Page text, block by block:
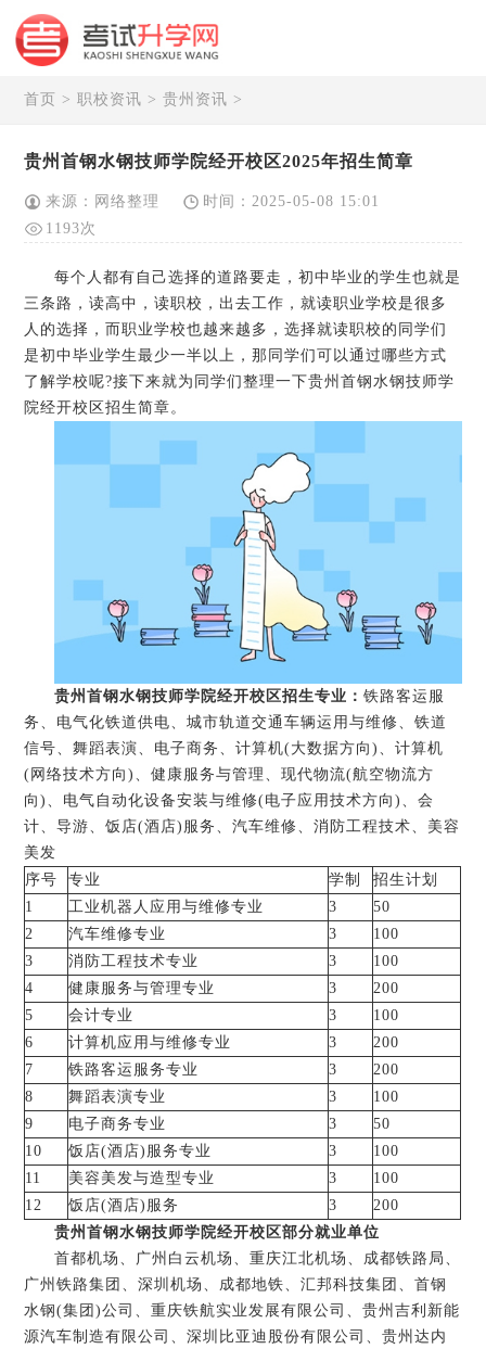
首页 >职校资讯 >贵州资讯 >
贵州首钢水钢技师学院经开校区2025年招生简章
来源：网络整理
时间：2025-05-08 15:01
1193次
每个人都有自己选择的道路要走，初中毕业的学生也就是
三条路，读高中，读职校，出去工作，就读职业学校是很多
人的选择，而职业学校也越来越多，选择就读职校的同学们
是初中毕业学生最少一半以上，那同学们可以通过哪些方式
了解学校呢?接下来就为同学们整理一下贵州首钢水钢技师学
院经开校区招生简章。
贵州首钢水钢技师学院经开校区招生专业：铁路客运服
务、电气化铁道供电、城市轨道交通车辆运用与维修、铁道
信号、舞蹈表演、电子商务、计算机(大数据方向)、计算机
(网络技术方向)、健康服务与管理、现代物流(航空物流方
向)、电气自动化设备安装与维修(电子应用技术方向)、会
计、导游、饭店(酒店)服务、汽车维修、消防工程技术、美容
美发
序号
专业 学制
招生计划
1
工业机器人应用与维修专业 3
50
2
汽车维修专业 3
100
3
消防工程技术专业 3
100
4
健康服务与管理专业 3
200
5
会计专业 3
100
6
计算机应用与维修专业 3
200
7
铁路客运服务专业 3
200
8
舞蹈表演专业 3
100
9
电子商务专业 3
50
10
饭店(酒店)服务专业 3
100
11
美容美发与造型专业 3
100
12
饭店(酒店)服务 3
200
贵州首钢水钢技师学院经开校区部分就业单位
首都机场、广州白云机场、重庆江北机场、成都铁路局、
广州铁路集团、深圳机场、成都地铁、汇邦科技集团、首钢
水钢(集团)公司、重庆铁航实业发展有限公司、贵州吉利新能
源汽车制造有限公司、深圳比亚迪股份有限公司、贵州达内